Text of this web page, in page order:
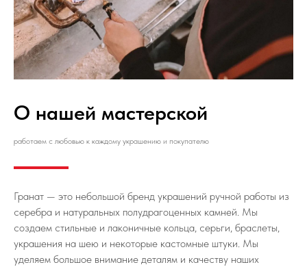
О нашей мастерской
работаем с любовью к каждому украшению и покупателю
Гранат — это небольшой бренд украшений ручной работы из
серебра и натуральных полудрагоценных камней. Мы
создаем стильные и лаконичные кольца, серьги, браслеты,
украшения на шею и некоторые кастомные штуки. Мы
уделяем большое внимание деталям и качеству наших